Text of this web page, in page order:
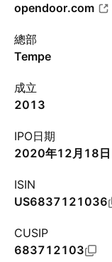
opendoor.com
總部
Tempe
成立
2013
IPO日期
2020年12月18日
ISIN
US6837121036
CUSIP
683712103